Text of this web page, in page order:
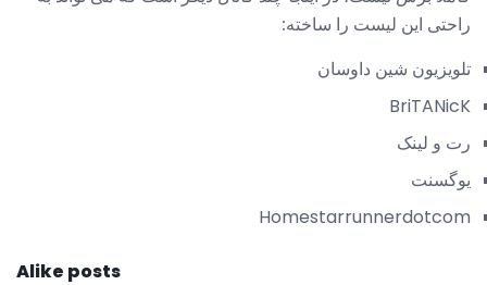
راحتی این لیست را ساخته:
تلویزیون شین داوسان
BriTANicK
رت و لینک
یوگسنت
Homestarrunnerdotcom
Alike posts